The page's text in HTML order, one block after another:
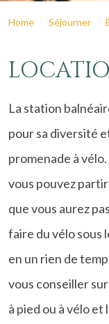
Home Séjourner
La station
pour sa diversité
promenade à
vous pouvez
que vous aurez
faire du vélo sous
en un rien de
vous conseiller
à pied ou à vélo et